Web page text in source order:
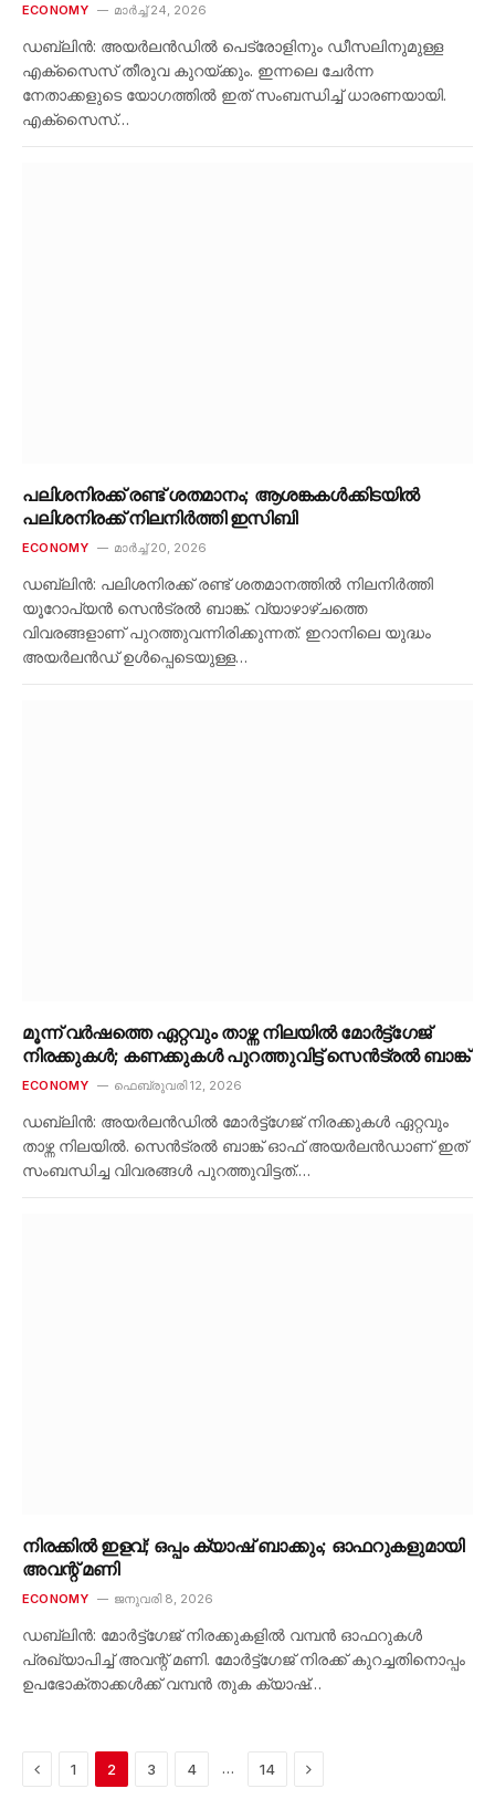
ECONOMY മാർച്ച്‌ 24, 2026
ഡബ്ലിൻ: അയർലൻഡിൽ പെട്രോളിനും ഡീസലിനുമുള്ള
എക്‌സൈസ് തീരുവ കുറയ്ക്കും. ഇന്നലെ ചേർന്ന
നേതാക്കളുടെ യോഗത്തിൽ ഇത് സംബന്ധിച്ച് ധാരണയായി.
എക്‌സൈസ്…
പലിശനിരക്ക് രണ്ട് ശതമാനം; ആശങ്കകൾക്കിടയിൽ
പലിശനിരക്ക് നിലനിർത്തി ഇസിബി
ECONOMY മാർച്ച്‌ 20, 2026
ഡബ്ലിൻ: പലിശനിരക്ക് രണ്ട് ശതമാനത്തിൽ നിലനിർത്തി
യൂറോപ്യൻ സെൻട്രൽ ബാങ്ക്. വ്യാഴാഴ്ചത്തെ
വിവരങ്ങളാണ് പുറത്തുവന്നിരിക്കുന്നത്. ഇറാനിലെ യുദ്ധം
അയർലൻഡ് ഉൾപ്പെടെയുള്ള…
മൂന്ന് വർഷത്തെ ഏറ്റവും താഴ്ന്ന നിലയിൽ മോർട്ട്‌ഗേജ്
നിരക്കുകൾ; കണക്കുകൾ പുറത്തുവിട്ട് സെൻട്രൽ ബാങ്ക്
ECONOMY ഫെബ്രുവരി 12, 2026
ഡബ്ലിൻ: അയർലൻഡിൽ മോർട്ട്‌ഗേജ് നിരക്കുകൾ ഏറ്റവും
താഴ്ന്ന നിലയിൽ. സെൻട്രൽ ബാങ്ക് ഓഫ് അയർലൻഡാണ് ഇത്
സംബന്ധിച്ച വിവരങ്ങൾ പുറത്തുവിട്ടത്.…
നിരക്കിൽ ഇളവ്; ഒപ്പം ക്യാഷ് ബാക്കും; ഓഫറുകളുമായി
അവന്റ് മണി
ECONOMY ജനുവരി 8, 2026
ഡബ്ലിൻ: മോർട്ട്‌ഗേജ് നിരക്കുകളിൽ വമ്പൻ ഓഫറുകൾ
പ്രഖ്യാപിച്ച് അവന്റ് മണി. മോർട്ട്‌ഗേജ് നിരക്ക് കുറച്ചതിനൊപ്പം
ഉപഭോക്താക്കൾക്ക് വമ്പൻ തുക ക്യാഷ്…
Previous
1 2 3 4 … 14 Next